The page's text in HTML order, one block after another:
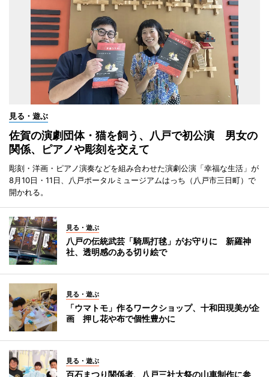
見る・遊ぶ
佐賀の演劇団体・猫を飼う、八戸で初公演 男女の
関係、ピアノや彫刻を交えて
彫刻・洋画・ピアノ演奏などを組み合わせた演劇公演「幸福な生活」が
8月10日・11日、八戸ポータルミュージアムはっち（八戸市三日町）で
開かれる。
見る・遊ぶ
八戸の伝統武芸「騎馬打毬」がお守りに 新羅神
社、透明感のある切り絵で
見る・遊ぶ
「ウマトモ」作るワークショップ、十和田現美が企
画 押し花や布で個性豊かに
見る・遊ぶ
百石まつり関係者、八戸三社大祭の山車制作に参